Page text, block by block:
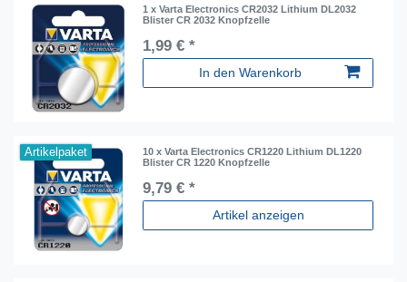
1 x Varta Electronics CR2032 Lithium DL2032
Blister CR 2032 Knopfzelle
1,99 € *
In den Warenkorb
Artikelpaket
10 x Varta Electronics CR1220 Lithium DL1220
Blister CR 1220 Knopfzelle
9,79 € *
Artikel anzeigen